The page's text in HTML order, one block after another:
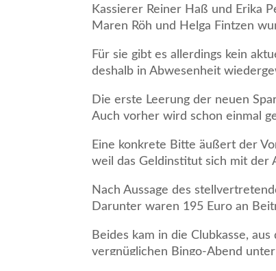
Kassierer Reiner Haß und Erika
Maren Röh und Helga Fintzen
Für sie gibt es allerdings kein
deshalb in Abwesenheit
Die erste Leerung der neuen
Auch vorher wird schon einmal
Eine konkrete Bitte äußert der
weil das Geldinstitut sich mit der
Nach Aussage des
Darunter waren 195 Euro an
Beides kam in die Clubkasse,
vergnüglichen Bingo-Abend